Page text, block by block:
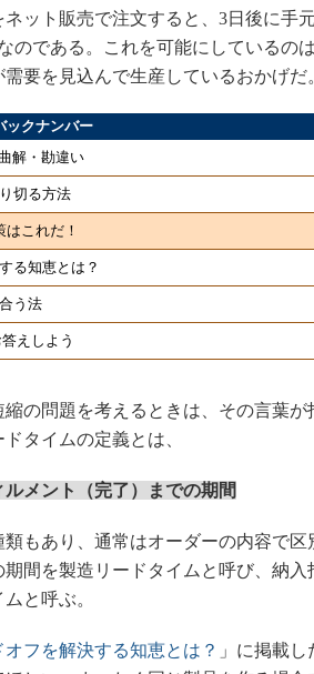
製造業ビッグデータ
メイドインジャパン
植物工場
ット販売で注文すると、3日後に手
のである。これを可能にしているの
要を見込んで生産しているおかげだ
ックナンバー
解・勘違い
切る方法
これだ！
る知恵とは？
う法
えしよう
の問題を考えるときは、その言葉が
タイムの定義とは、
メント（完了）までの期間
もあり、通常はオーダーの内容で
間を製造リードタイムと呼び、納入
と呼ぶ。
フを解決する知恵とは？ 」に掲載